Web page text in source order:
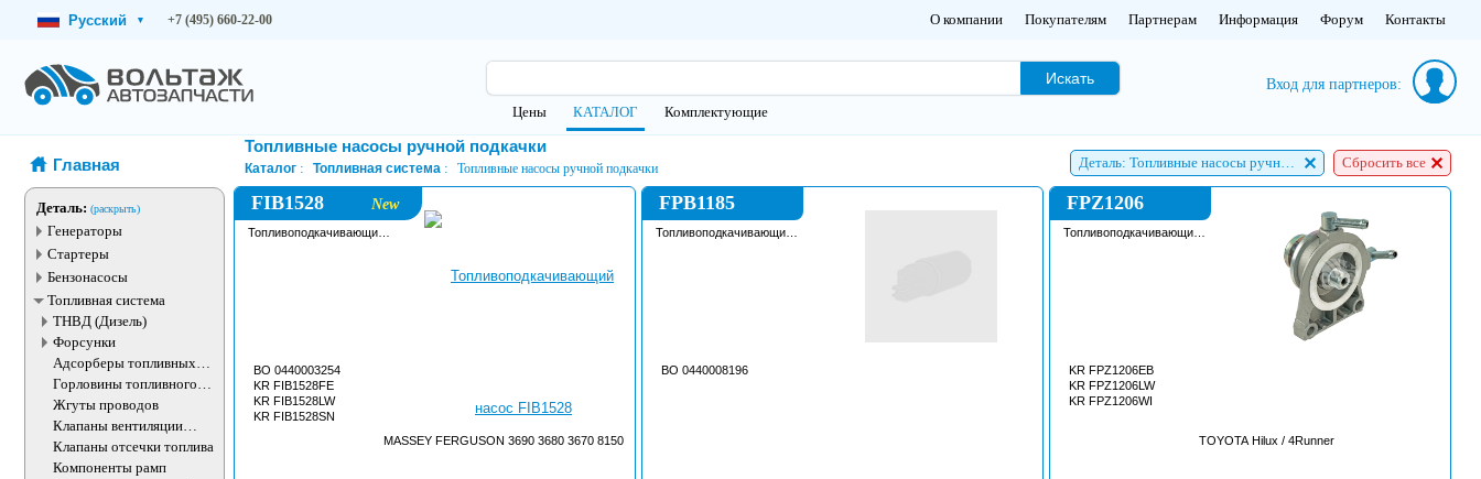
Русский ▾ +7 (495) 660-22-00 О компании Покупателям Партнерам Информация Форум Контакты
Искать
Цены КАТАЛОГ Комплектующие
Вход для партнеров:
Главная
Деталь: (раскрыть)
Генераторы
Стартеры
Бензонасосы
Топливная система
ТНВД (Дизель)
Форсунки
Адсорберы топливных
паров
Горловины топливного
бака
Жгуты проводов
Клапаны вентиляции
топливного бака
Клапаны отсечки топлива
Компоненты рамп
Топливные насосы ручной подкачки
Каталог Топливная система Топливные насосы ручной подкачки Деталь: Топливные насосы ручной подкачки Сбросить все
FIB1528 New
Топливоподкачивающий
BO 0440003254
KR FIB1528FE
KR FIB1528LW
KR FIB1528SN
MASSEY FERGUSON 3690 3680 3670 8150
FPB1185
Топливоподкачивающий
BO 0440008196
FPZ1206
Топливоподкачивающий
KR FPZ1206EB
KR FPZ1206LW
KR FPZ1206WI
TOYOTA Hilux / 4Runner